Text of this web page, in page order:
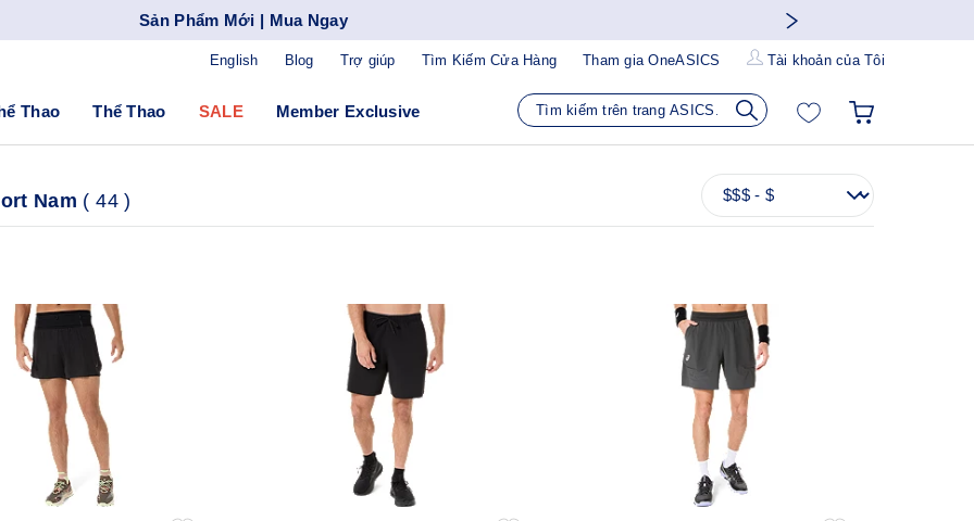
Sản Phẩm Mới | Mua Ngay
Blog Trợ giúp Tìm Kiếm Cửa Hàng Tham gia OneASICS Tài khoản của Tôi
English
Thao Thể Thao SALE Member Exclusive
Nam ( 44)